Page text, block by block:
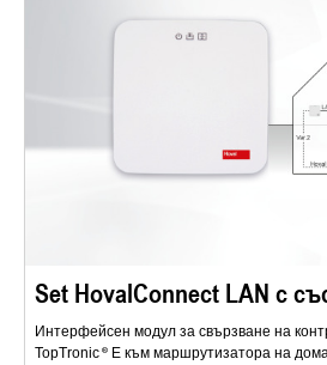
Set HovalConnect LAN с
Интерфейсен модул за свързване на
TopTronic
E към маршрутизатора на